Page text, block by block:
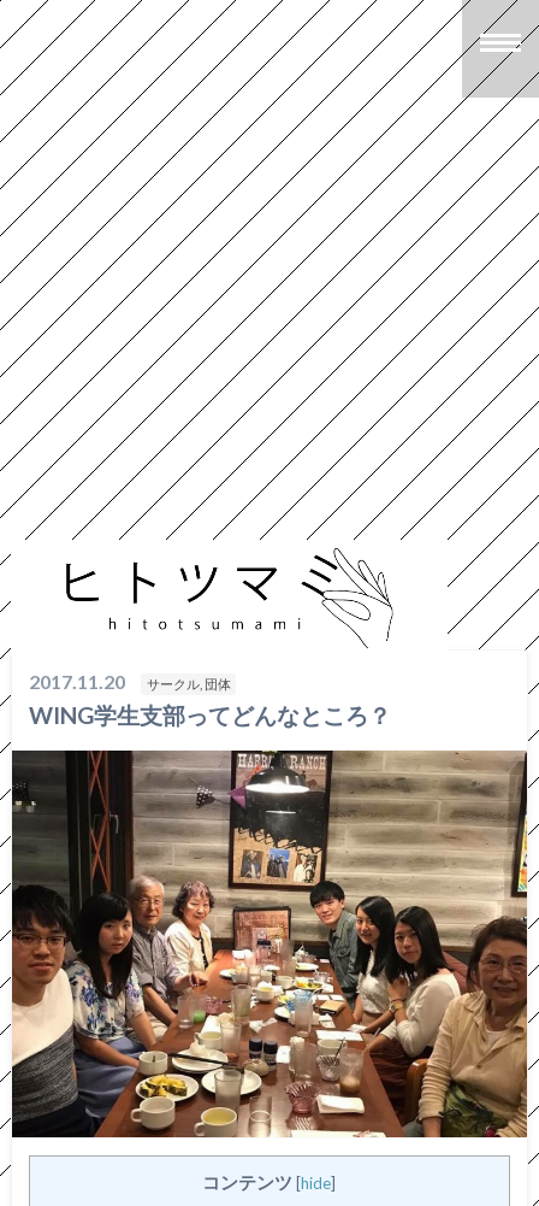
サークル, 団体 WING学生支部ってどんなところ？
2017.11.20 サークル, 団体
WING学生支部ってどんなところ？
コンテンツ [hide]